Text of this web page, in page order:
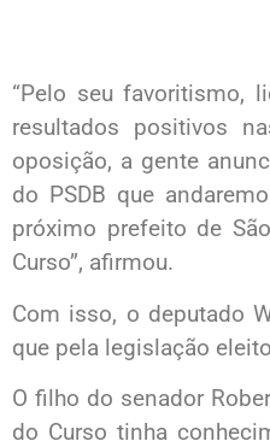
“Pelo seu favoritismo,
resultados positivos
oposição, a gente
do PSDB que
próximo prefeito de
Curso”, afirmou.
Com isso, o deputado
que pela legislação
O filho do senador
do Curso tinha